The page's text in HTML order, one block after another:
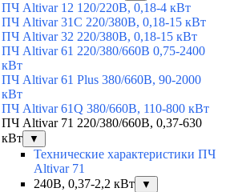
ПЧ Altivar 12 120/220В, 0,18-4 кВт
ПЧ Altivar 31C 220/380В, 0,18-15 кВт
ПЧ Altivar 32 220/380В, 0,18-15 кВт
ПЧ Altivar 61 220/380/660В 0,75-2400
кВт
ПЧ Altivar 61 Plus 380/660В, 90-2000
кВт
ПЧ Altivar 61Q 380/660В, 110-800 кВт
ПЧ Altivar 71 220/380/660В, 0,37-630
кВт
▼
Технические характеристики ПЧ
Altivar 71
240В, 0,37-2,2 кВт
▼